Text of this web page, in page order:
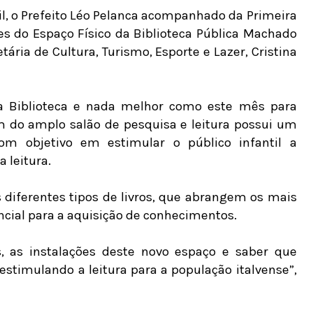
Prefeito Léo Pelanca acompanhado da Primeira
do Espaço Físico da Biblioteca Pública Machado
de Cultura, Turismo, Esporte e Lazer, Cristina
e nada melhor como este mês para
do amplo salão de pesquisa e leitura possui um
objetivo em estimular o público infantil a
leitura.
tipos de livros, que abrangem os mais
para a aquisição de conhecimentos.
instalações deste novo espaço e saber que
a leitura para a população italvense”,